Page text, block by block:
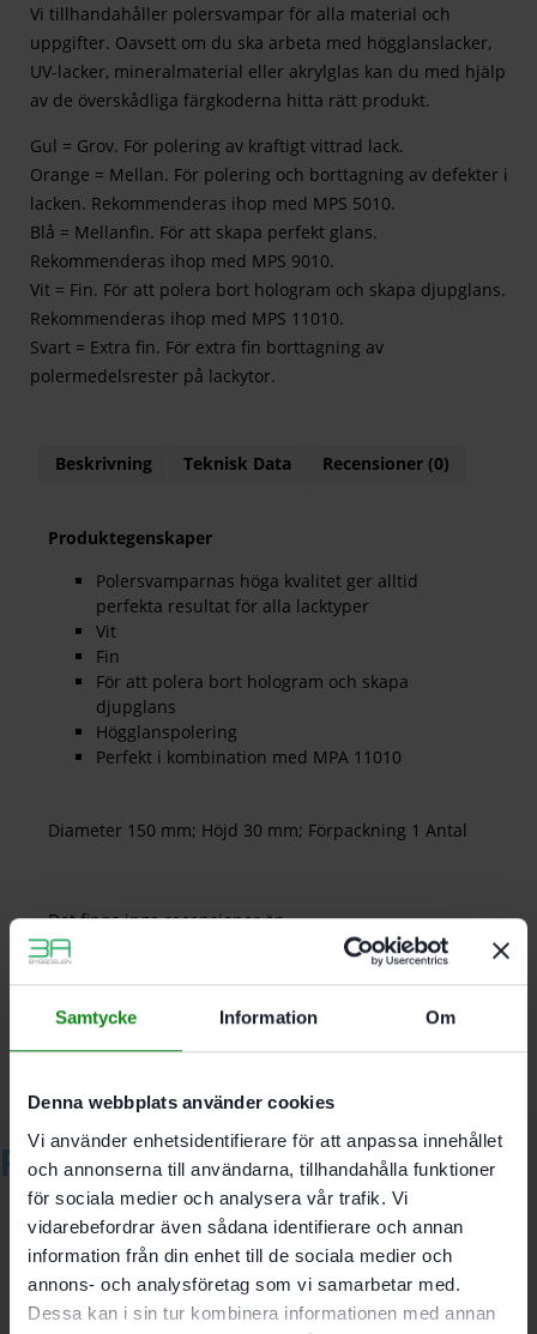
Samtycke Information Om
Denna webbplats använder cookies
Vi använder enhetsidentifierare för att anpassa innehållet
och annonserna till användarna, tillhandahålla funktioner
för sociala medier och analysera vår trafik. Vi
vidarebefordrar även sådana identifierare och annan
information från din enhet till de sociala medier och
annons- och analysföretag som vi samarbetar med.
Dessa kan i sin tur kombinera informationen med annan
Vi tillhandahåller polersvampar för alla material och
uppgifter. Oavsett om du ska arbeta med högglanslacker,
UV-lacker, mineralmaterial eller akrylglas kan du med hjälp
av de överskådliga färgkoderna hitta rätt produkt.
Gul = Grov. För polering av kraftigt vittrad lack.
Orange = Mellan. För polering och borttagning av defekter i
lacken. Rekommenderas ihop med MPS 5010.
Blå = Mellanfin. För att skapa perfekt glans.
Rekommenderas ihop med MPS 9010.
Vit = Fin. För att polera bort hologram och skapa djupglans.
Rekommenderas ihop med MPS 11010.
Svart = Extra fin. För extra fin borttagning av
polermedelsrester på lackytor.
Beskrivning Teknisk Data Recensioner (0)
Produktegenskaper
Polersvamparnas höga kvalitet ger alltid
perfekta resultat för alla lacktyper
Vit
Fin
För att polera bort hologram och skapa
djupglans
Högglanspolering
Perfekt i kombination med MPA 11010
Diameter 150 mm; Höjd 30 mm; Förpackning 1 Antal
Det finns inga recensioner än.
Bli först med att recensera ”Festool Polersvamp PS STF
D150x30 WH/1”
Du måste vara
inloggadför att skriva en recension.
Relaterade produkter
Festool Rengöringsspray
MPA F+/0.5L